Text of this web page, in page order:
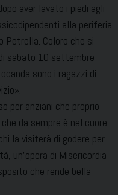
aver lavato i piedi agli
alla periferia
Coloro che si
sabato 10 settembre
sono i ragazzi di
per anziani che proprio
da sempre è nel cuore
la visiterà di godere per
un’opera di Misericordia
che rende bella